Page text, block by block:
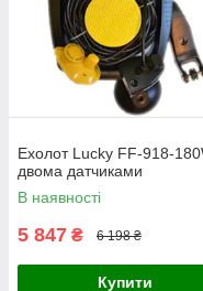
Ехолот Lucky FF-918-
двома датчиками
В наявності
5 847 ₴ 6 198 ₴
Купити